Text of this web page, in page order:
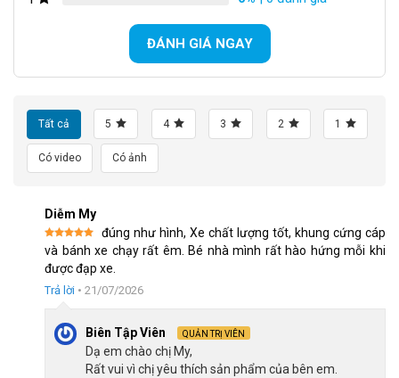
Khung xe với đường cong mềm mại, thanh lịch
Phuộc thép giúp xe vận hành ổn định
Xe đạp bé gái Raptor Bella 3 sử dụng phần phuộc trước chắc
chắn, độ cứng vững và hỗ trợ xe di chuyển êm hơn khi đi đường
không bằng phẳng. Điều này giúp xe giữ được độ cân bằng cần
thiết, hỗ trợ bé làm quen với việc điều khiển tay lái, tăng sự an
ĐÁNH GIÁ NGAY
Tất cả 5 4 3 2 1
Có video Có ảnh
Diễm My
Được xếp
hạng55
sao
đúng như hình, Xe chất lượng tốt, khung cứng cáp
và bánh xe chạy rất êm. Bé nhà mình rất hào hứng mỗi khi
được đạp xe.
Trả lời • 21/07/2026
Biên Tập Viên QUẢN TRỊ VIÊN
Dạ em chào chị My,
Rất vui vì chị yêu thích sản phẩm của bên em.